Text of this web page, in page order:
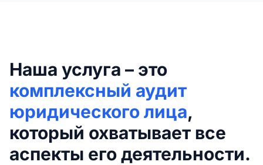
Наша услуга – это
комплексный аудит
юридического лица,
который охватывает все
аспекты его деятельности.